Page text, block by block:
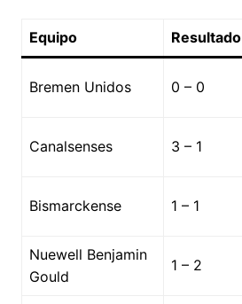
Equipo Resultado
Bremen Unidos 0 – 0
Canalsenses 3 – 1
Bismarckense 1 – 1
Nuewell Benjamin
Gould
1 – 2